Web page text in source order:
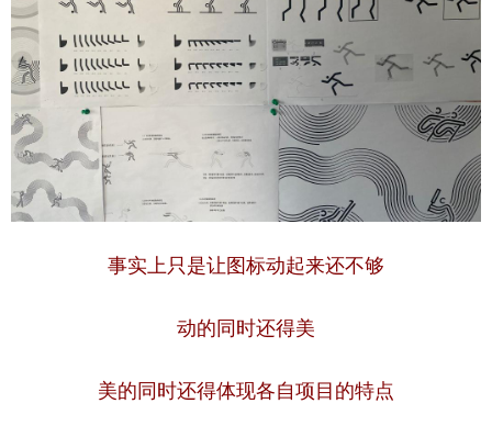
事实上只是让图标动起来还不够
动的同时还得美
美的同时还得体现各自项目的特点